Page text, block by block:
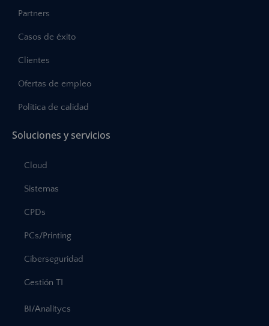
Partners
Casos de éxito
Clientes
Ofertas de empleo
Política de calidad
Soluciones y servicios
Cloud
Sistemas
CPDs
PCs/Printing
Ciberseguridad
Gestión TI
BI/Analitycs